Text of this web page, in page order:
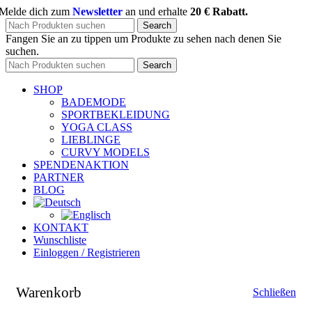
dich zum Newsletter an und erhalte 20 € Rabatt.
Search
Fangen Sie an zu tippen um Produkte zu sehen nach denen Sie
suchen.
Search
SHOP
BADEMODE
SPORTBEKLEIDUNG
YOGA CLASS
LIEBLINGE
CURVY MODELS
SPENDENAKTION
PARTNER
BLOG
KONTAKT
Wunschliste
Einloggen / Registrieren
Warenkorb Schließen